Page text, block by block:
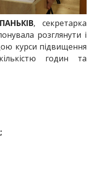
, секретарка
розглянути і
курси підвищення
годин та